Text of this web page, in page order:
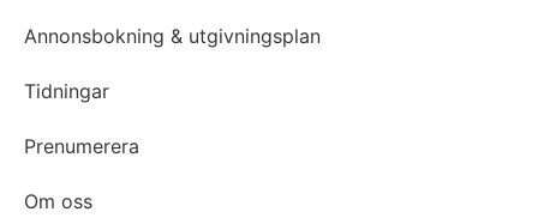
Annonsbokning & utgivningsplan
Tidningar
Prenumerera
Om oss